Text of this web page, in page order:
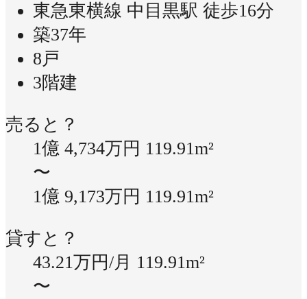
東急東横線 中目黒駅 徒歩16分
築37年
8戸
3階建
売ると？
1億 4,734万円 119.91m²
〜
1億 9,173万円 119.91m²
貸すと？
43.21万円/月 119.91m²
〜